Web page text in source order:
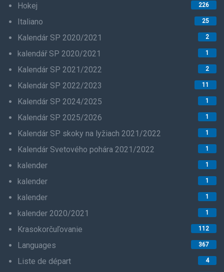
Hokej 226
Italiano 25
Kalendár SP 2020/2021 2
kalendář SP 2020/2021 1
Kalendár SP 2021/2022 2
Kalendár SP 2022/2023 11
Kalendár SP 2024/2025 1
Kalendár SP 2025/2026 1
Kalendár SP skoky na lyžiach 2021/2022 1
Kalendár Svetového pohára 2021/2022 1
kalender 1
kalender 1
kalender 1
kalender 2020/2021 1
Krasokorčuľovanie 112
Languages 367
Liste de départ 4